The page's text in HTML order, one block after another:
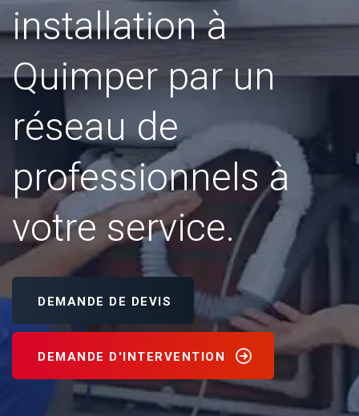
installation à
Quimper par un
réseau de
professionnels à
votre service.
DEMANDE DE DEVIS
DEMANDE D'INTERVENTION